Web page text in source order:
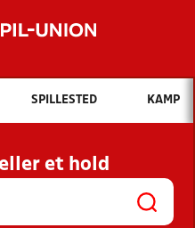
Hvad vil du søge efter?
OG NYHEDER
KLUBBER OG
SPILLESTED KAMP
et hold